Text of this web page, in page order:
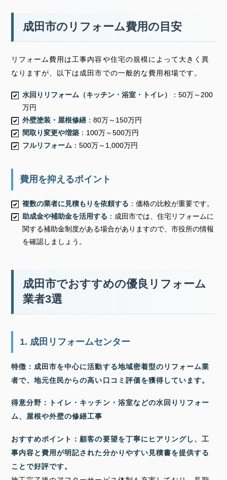
成田市のリフォーム費用の目安
リフォーム費用は工事内容や住宅の規模によって大きく異
なりますが、以下は成田市での一般的な費用相場です。
水回りリフォーム（キッチン・浴室・トイレ）
：50万～200
万円
外壁塗装・屋根修繕：80万～150万円
間取り変更や増築：100万～500万円
フルリフォーム：500万～1,000万円
費用を抑えるポイント
複数の業者に見積もりを依頼する ：価格の比較が重要です。
助成金や補助金を活用する ：成田市では、住宅リフォームに
関する補助金制度がある場合がありますので、市役所の情報
を確認しましょう。
成田市でおすすめの優良リフォーム
業者3選
1. 成田リフォームセンター
特徴：成田市を中心に活動する地域密着型のリフォーム業
者で、地元住民からの高い口コミ評価を獲得しています。
得意分野：トイレ・キッチン・浴室などの水回りリフォー
ム、屋根や外壁の修繕工事
おすすめポイント：顧客の要望を丁寧にヒアリングし、工
事内容と費用が明記された分かりやすい見積書を提供する
ことで好評です。